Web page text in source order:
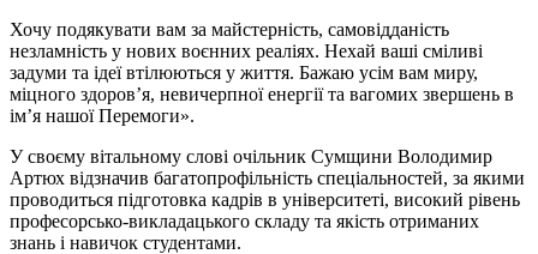
Хочу подякувати вам за майстерність, самовідданість
незламність у нових воєнних реаліях. Нехай ваші сміливі
задуми та ідеї втілюються у життя. Бажаю усім вам миру,
міцного здоров’я, невичерпної енергії та вагомих звершень в
ім’я нашої Перемоги».
У своєму вітальному слові очільник Сумщини Володимир
Артюх відзначив багатопрофільність спеціальностей, за якими
проводиться підготовка кадрів в університеті, високий рівень
професорсько-викладацького складу та якість отриманих
знань і навичок студентами.